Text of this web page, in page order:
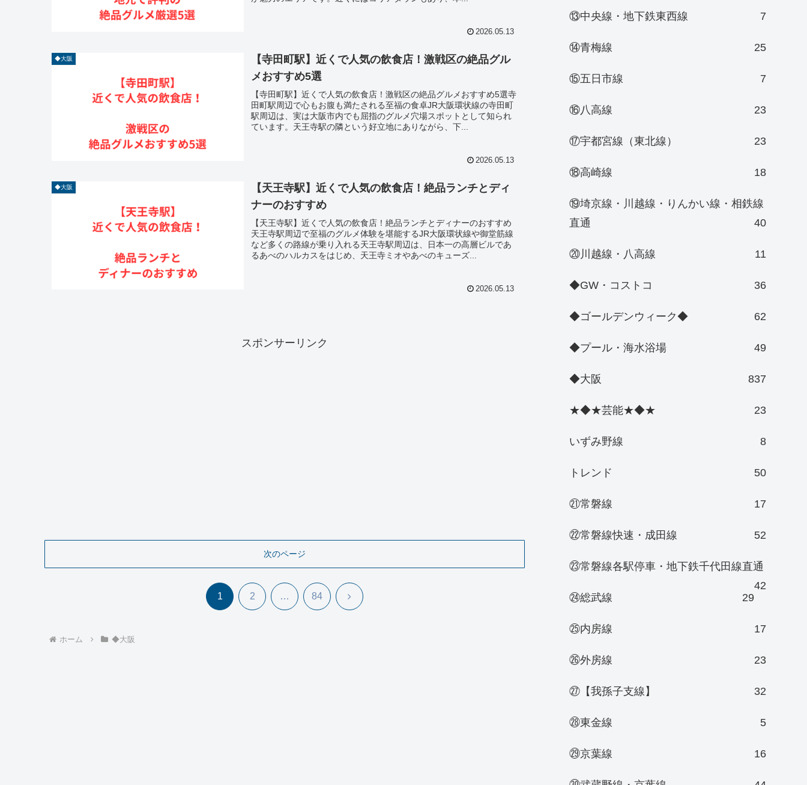
2026.05.13
◆大阪
【寺田町駅】近くで人気の飲食店！激戦区の絶品グル
メおすすめ5選
【寺田町駅】近くで人気の飲食店！激戦区の絶品グルメおすすめ5選寺
田町駅周辺で心もお腹も満たされる至福の食卓JR大阪環状線の寺田町
駅周辺は、実は大阪市内でも屈指のグルメ穴場スポットとして知られ
ています。天王寺駅の隣という好立地にありながら、下...
2026.05.13
◆大阪
【天王寺駅】近くで人気の飲食店！絶品ランチとディ
ナーのおすすめ
【天王寺駅】近くで人気の飲食店！絶品ランチとディナーのおすすめ
天王寺駅周辺で至福のグルメ体験を堪能するJR大阪環状線や御堂筋線
など多くの路線が乗り入れる天王寺駅周辺は、日本一の高層ビルであ
るあべのハルカスをはじめ、天王寺ミオやあべのキューズ...
2026.05.13
スポンサーリンク
次のページ
1 2 … 84 次
ホーム ◆大阪
⑬中央線・地下鉄東西線 7
⑭青梅線 25
⑮五日市線 7
⑯八高線 23
⑰宇都宮線（東北線） 23
⑱高崎線 18
⑲埼京線・川越線・りんかい線・相鉄線
直通
40
⑳川越線・八高線 11
◆GW・コストコ 36
◆ゴールデンウィーク◆ 62
◆プール・海水浴場 49
◆大阪 837
★◆★芸能★◆★ 23
いずみ野線 8
トレンド 50
㉑常磐線 17
㉒常磐線快速・成田線 52
㉓常磐線各駅停車・地下鉄千代田線直通
42
㉔総武線
29
㉕内房線 17
㉖外房線 23
㉗【我孫子支線】 32
㉘東金線 5
㉙京葉線 16